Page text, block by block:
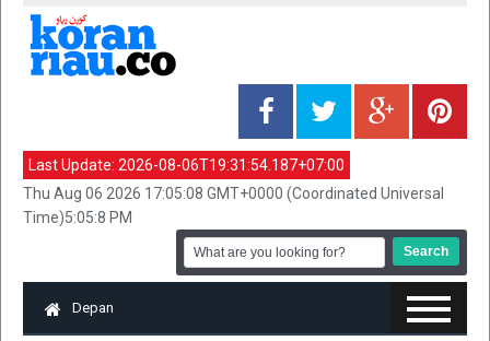
Last Update: 2026-08-06T19:31:54.187+07:00
Thu Aug 06 2026 17:05:08 GMT+0000 (Coordinated Universal
Time)5:05:8 PM
Depan